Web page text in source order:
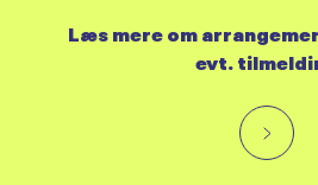
Læs mere om
evt.